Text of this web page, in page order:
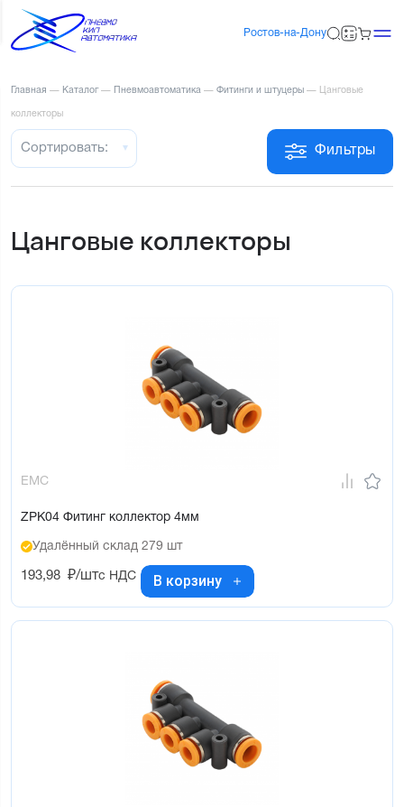
Ростов-на-Дону
Главная — Каталог — Пневмоавтоматика — Фитинги и штуцеры — Цанговые
коллекторы
Фильтры
Сортировать:
Цанговые коллекторы
EMC
ZPK04 Фитинг коллектор 4мм
Удалённый склад 279 шт
193,98 ₽/штс НДС В корзину